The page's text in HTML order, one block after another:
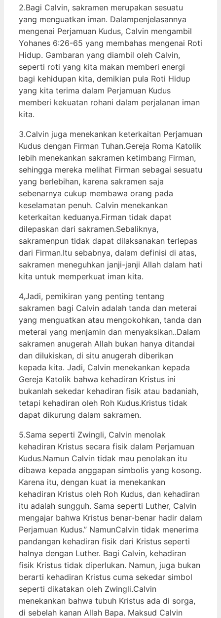
2.Bagi Calvin, sakramen merupakan sesuatu
yang menguatkan iman. Dalampenjelasannya
mengenai Perjamuan Kudus, Calvin mengambil
Yohanes 6:26-65 yang membahas mengenai Roti
Hidup. Gambaran yang diambil oleh Calvin,
seperti roti yang kita makan memberi energi
bagi kehidupan kita, demikian pula Roti Hidup
yang kita terima dalam Perjamuan Kudus
memberi kekuatan rohani dalam perjalanan iman
kita.
3.Calvin juga menekankan keterkaitan Perjamuan
Kudus dengan Firman Tuhan.Gereja Roma Katolik
lebih menekankan sakramen ketimbang Firman,
sehingga mereka melihat Firman sebagai sesuatu
yang berlebihan, karena sakramen saja
sebenarnya cukup membawa orang pada
keselamatan penuh. Calvin menekankan
keterkaitan keduanya.Firman tidak dapat
dilepaskan dari sakramen.Sebaliknya,
sakramenpun tidak dapat dilaksanakan terlepas
dari Firman.Itu sebabnya, dalam definisi di atas,
sakramen meneguhkan janji-janji Allah dalam hati
kita untuk memperkuat iman kita.
4,Jadi, pemikiran yang penting tentang
sakramen bagi Calvin adalah tanda dan meterai
yang menguatkan atau mengokohkan, tanda dan
meterai yang menjamin dan menyaksikan..Dalam
sakramen anugerah Allah bukan hanya ditandai
dan dilukiskan, di situ anugerah diberikan
kepada kita. Jadi, Calvin menekankan kepada
Gereja Katolik bahwa kehadiran Kristus ini
bukanlah sekedar kehadiran fisik atau badaniah,
tetapi kehadiran oleh Roh Kudus.Kristus tidak
dapat dikurung dalam sakramen.
5.Sama seperti Zwingli, Calvin menolak
kehadiran Kristus secara fisik dalam Perjamuan
Kudus.Namun Calvin tidak mau penolakan itu
dibawa kepada anggapan simbolis yang kosong.
Karena itu, dengan kuat ia menekankan
kehadiran Kristus oleh Roh Kudus, dan kehadiran
itu adalah sungguh. Sama seperti Luther, Calvin
mengajar bahwa Kristus benar-benar hadir dalam
Perjamuan Kudus.” NamunCalvin tidak menerima
pandangan kehadiran fisik dari Kristus seperti
halnya dengan Luther. Bagi Calvin, kehadiran
fisik Kristus tidak diperlukan. Namun, juga bukan
berarti kehadiran Kristus cuma sekedar simbol
seperti dikatakan oleh Zwingli.Calvin
menekankan bahwa tubuh Kristus ada di sorga,
di sebelah kanan Allah Bapa. Maksud Calvin